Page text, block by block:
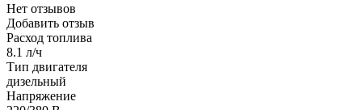
Нет отзывов
Добавить отзыв
Расход топлива
8.1 л/ч
Тип двигателя
дизельный
Напряжение